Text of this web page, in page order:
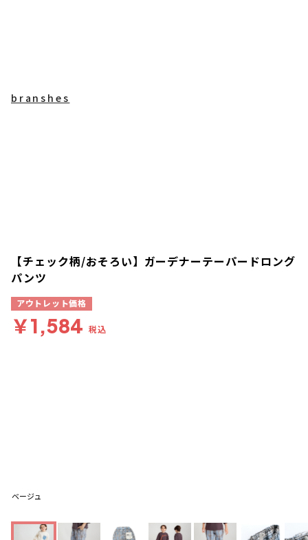
ベージュ
branshes
【チェック柄/おそろい】ガーデナーテーパードロング
パンツ
アウトレット価格
￥1,584 税込